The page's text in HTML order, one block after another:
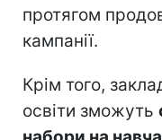
протягом
кампанії.
Крім того,
освіти зможуть